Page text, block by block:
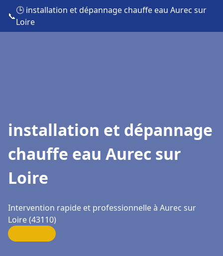
📞
🕒 installation et dépannage chauffe eau Aurec sur
Loire
installation et dépannage
chauffe eau Aurec sur
Loire
Intervention rapide et professionnelle à Aurec sur
Loire (43110)